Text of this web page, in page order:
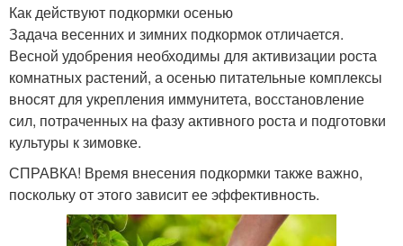
Как действуют подкормки осенью
Задача весенних и зимних подкормок отличается.
Весной удобрения необходимы для активизации роста
комнатных растений, а осенью питательные комплексы
вносят для укрепления иммунитета, восстановление
сил, потраченных на фазу активного роста и подготовки
культуры к зимовке.
СПРАВКА! Время внесения подкормки также важно,
поскольку от этого зависит ее эффективность.